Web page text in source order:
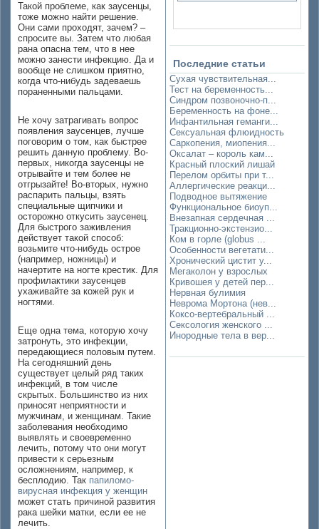
Такой проблеме, как заусенцы,
тоже можно найти решение.
Они сами проходят, зачем? –
спросите вы. Затем что любая
рана опасна тем, что в нее
можно занести инфекцию. Да и
вообще не слишком приятно,
когда что-нибудь задеваешь
пораненными пальцами.
Не хочу затрагивать вопрос
появления заусенцев, лучше
поговорим о том, как быстрее
решить данную проблему. Во-
первых, никогда заусенцы не
отрывайте и тем более не
отгрызайте! Во-вторых, нужно
распарить пальцы, взять
специальные щипчики и
осторожно откусить заусенец.
Для быстрого заживления
действует такой способ:
возьмите что-нибудь острое
(например, ножницы) и
начертите на ногте крестик. Для
профилактики заусенцев
ухаживайте за кожей рук и
ногтями.
Еще одна тема, которую хочу
затронуть, это инфекции,
передающиеся половым путем.
На сегодняшний день
существует целый ряд таких
инфекций, в том числе
скрытых. Большинство из них
приносят неприятности и
мужчинам, и женщинам. Такие
заболевания необходимо
выявлять и своевременно
лечить, потому что они могут
привести к серьезным
осложнениям, например, к
бесплодию. Так папиломо-
вирусная инфекция у женщин
может стать причиной развития
рака шейки матки, если ее не
лечить.
Последние статьи
Сухая чувствительная...
Тест на беременность...
Синдром позвоночно-п...
Беременность на фоне...
Инфантильная геманги...
Сексуальная флюидность
Саркопения, миопения...
Оксалат – король кам...
Красный плоский лишай
Перелом орбиты при т...
Аллергические реакци...
Подводное вытяжение
Функциональное биоуп...
Внезапная сердечная ...
Тракционно-экстензио...
Ком в горле (globus ...
Особенности вегетати...
Хронический цистит у...
Мегаколон у взрослых
Кривошея у детей пер...
Нервная булимия
Неврома Мортона (нев...
Коксо-вертебральный ...
Сексология женского ...
Инородные тела в вер...